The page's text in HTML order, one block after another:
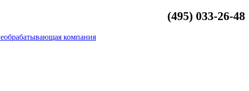
(495) 033-26-48